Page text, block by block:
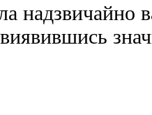
надзвичайно